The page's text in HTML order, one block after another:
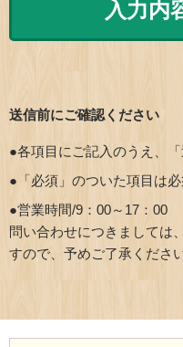
送信前にご確認ください
●各項目にご記入のうえ、
●「必須」のついた項目は
●営業時間/9：00～17：00
問い合わせにつきましては
すので、予めご了承くださ